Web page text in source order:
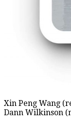
Xin Peng Wang
Dann Wilkinson